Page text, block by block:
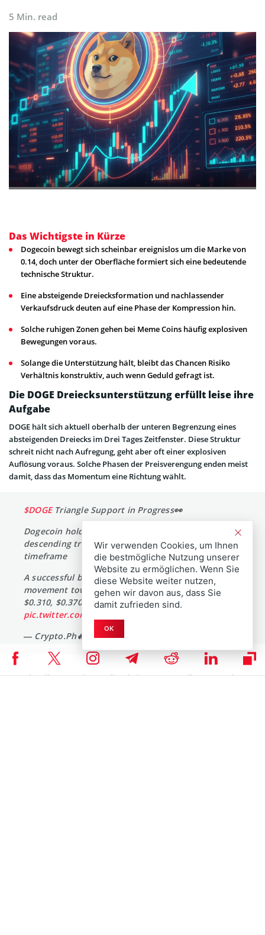
5 Min. read
Das Wichtigste in Kürze
Dogecoin bewegt sich scheinbar ereignislos um die Marke von
0.14, doch unter der Oberfläche formiert sich eine bedeutende
technische Struktur.
Eine absteigende Dreiecksformation und nachlassender
Verkaufsdruck deuten auf eine Phase der Kompression hin.
Solche ruhigen Zonen gehen bei Meme Coins häufig explosiven
Bewegungen voraus.
Solange die Unterstützung hält, bleibt das Chancen Risiko
Verhältnis konstruktiv, auch wenn Geduld gefragt ist.
Die DOGE Dreiecksunterstützung erfüllt leise ihre
Aufgabe
DOGE hält sich aktuell oberhalb der unteren Begrenzung eines
absteigenden Dreiecks im Drei Tages Zeitfenster. Diese Struktur
schreit nicht nach Aufregung, geht aber oft einer explosiven
Auflösung voraus. Solche Phasen der Preisverengung enden meist
damit, dass das Momentum eine Richtung wählt.
$DOGETriangle Support in Progress👀
Dogecoin holding above the lower boundary of the
descending triangle formation on the 3-day
timeframe
A successful bounce could trigger upward
movement toward targets at $0.155, $0.190, $0.250,
$0.310, $0.370, and $0.470🚀$btc $eth
pic.twitter.com/8rGZkkT6I8
— Crypto.Ph🔥 (@CryptoIlokano)
Der aktuelle Dogecoin Kurs liegt bei etwa 0.14 Dollar, genau dort,
Wir verwenden Cookies, um Ihnen
die bestmögliche Nutzung unserer
Website zu ermöglichen. Wenn Sie
diese Website weiter nutzen,
gehen wir davon aus, dass Sie
damit zufrieden sind.
OK